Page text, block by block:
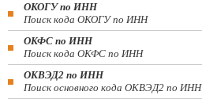
ОКОГУ по ИНН
Поиск кода ОКОГУ по ИНН
ОКФС по ИНН
Поиск кода ОКФС по ИНН
ОКВЭД2 по ИНН
Поиск основного кода ОКВЭД2 по ИНН